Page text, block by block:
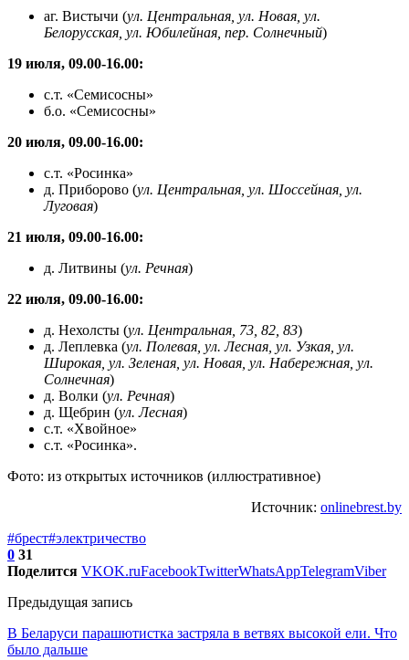
аг. Вистычи (ул. Центральная, ул. Новая, ул.
Белорусская, ул. Юбилейная, пер. Солнечный)
19 июля, 09.00-16.00:
с.т. «Семисосны»
б.о. «Семисосны»
20 июля, 09.00-16.00:
с.т. «Росинка»
д. Приборово (ул. Центральная, ул. Шоссейная, ул.
Луговая)
21 июля, 09.00-16.00:
д. Литвины (ул. Речная)
22 июля, 09.00-16.00:
д. Нехолсты (ул. Центральная, 73, 82, 83)
д. Леплевка (ул. Полевая, ул. Лесная, ул. Узкая, ул.
Широкая, ул. Зеленая, ул. Новая, ул. Набережная, ул.
Солнечная)
д. Волки (ул. Речная)
д. Щебрин (ул. Лесная)
с.т. «Хвойное»
с.т. «Росинка».
Фото: из открытых источников (иллюстративное)
Источник: onlinebrest.by
#брест#электричество
0 31
Поделится VKOK.ruFacebookTwitterWhatsAppTelegramViber
Предыдущая запись
В Беларуси парашютистка застряла в ветвях высокой ели. Что
было дальше